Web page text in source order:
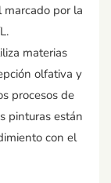
marcado por la
materias
olfativa y
procesos de
pinturas están
con el